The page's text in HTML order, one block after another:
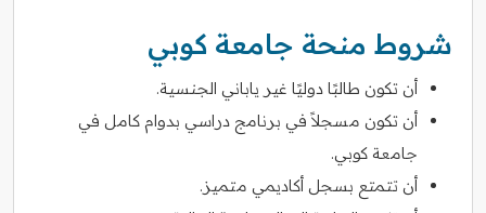
شروط منحة جامعة كوبي
أن تكون طالبًا دوليًا غير ياباني الجنسية.
أن تكون مسجلاً في برنامج دراسي بدوام كامل في
جامعة كوبي.
أن تتمتع بسجل أكاديمي متميز.